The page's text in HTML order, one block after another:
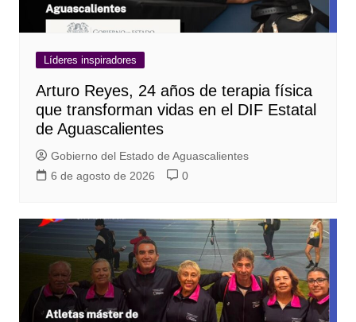
Líderes inspiradores
Arturo Reyes, 24 años de terapia física
que transforman vidas en el DIF Estatal
de Aguascalientes
Gobierno del Estado de Aguascalientes
6 de agosto de 2026
0